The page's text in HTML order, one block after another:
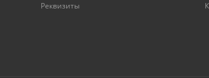
Реквизиты